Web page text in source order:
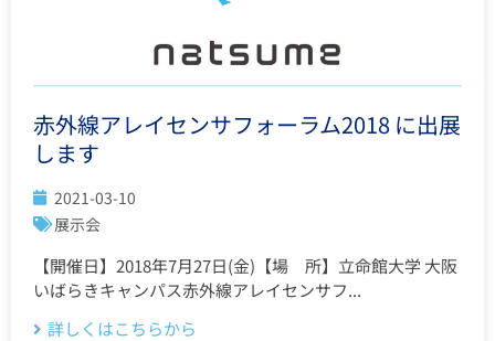
赤外線アレイセンサフォーラム2018 に出展
します
2021-03-10
展示会
【開催日】2018年7月27日(金)【場 所】立命館大学 大阪
いばらきキャンパス赤外線アレイセンサフ...
詳しくはこちらから